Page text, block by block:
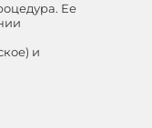
Ее
и